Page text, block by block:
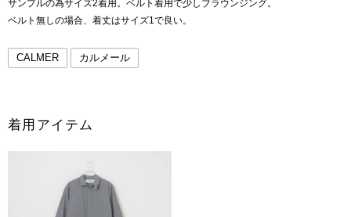
サンプルの為サイズ2着用。ベルト着用で少しブラウンジング。
ベルト無しの場合、着丈はサイズ1で良い。
CALMER カルメール
着用アイテム